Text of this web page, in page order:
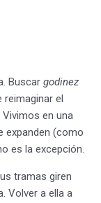
Buscargodinez
el
en una
expanden (como
es la excepción.
tramas giren
Volver a ella a